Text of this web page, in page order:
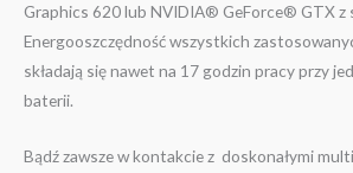
Graphics 620 lub NVIDIA® GeForce® GTX z
Energooszczędność wszystkich
składają się nawet na 17 godzin pracy przy
baterii.
Bądź zawsze w kontakcie z doskonałymi